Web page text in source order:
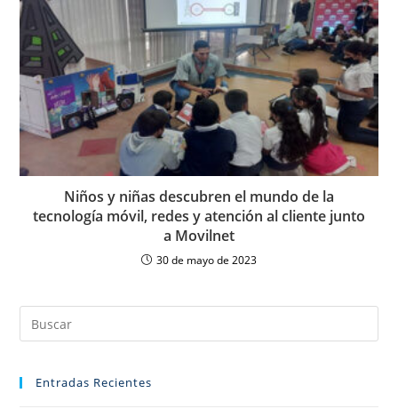
Niños y niñas descubren el mundo de la
tecnología móvil, redes y atención al cliente junto
a Movilnet
30 de mayo de 2023
Entradas Recientes